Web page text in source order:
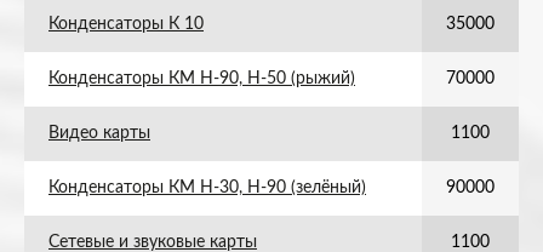
Конденсаторы К 10 35000
Конденсаторы КМ Н-90, Н-50 (рыжий) 70000
Видео карты 1100
Конденсаторы КМ Н-30, Н-90 (зелёный) 90000
Сетевые и звуковые карты 1100